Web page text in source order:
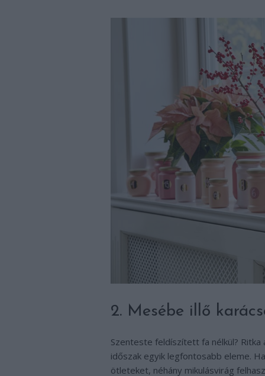
2. Mesébe illő
Szenteste feldíszített fa nélkül? Ritka
időszak egyik legfontosabb eleme.
ötleteket, néhány mikulásvirág